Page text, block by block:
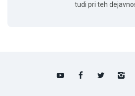
tudi pri teh